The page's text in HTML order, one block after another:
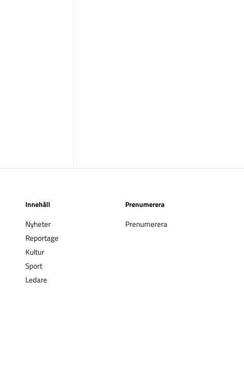
Innehåll
Nyheter
Reportage
Kultur
Sport
Ledare
Prenumerera
Prenumerera